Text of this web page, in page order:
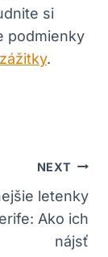
si
podmienky
.
NEXT
letenky
Ako ich
nájsť